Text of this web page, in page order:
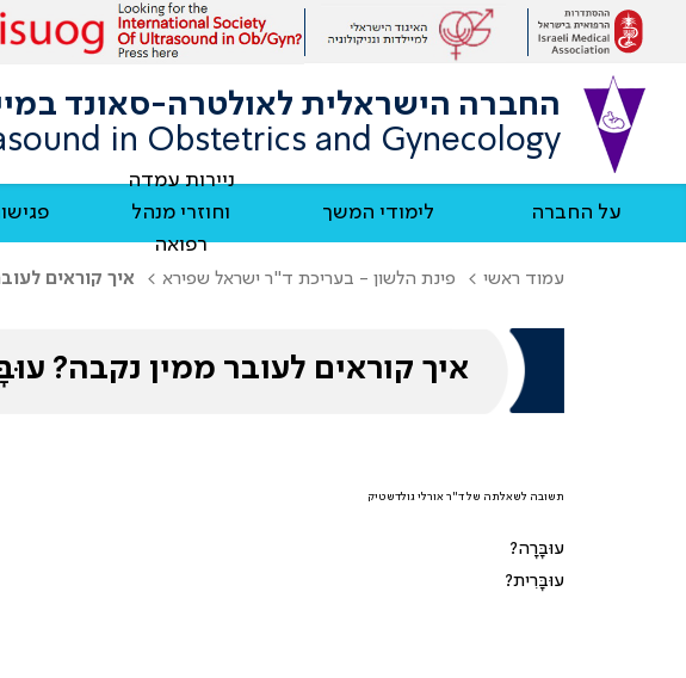
החברה הישראלית לאולטרה-סאונד
in Obstetrics and Gynecology
על החברה לימודי המשך
ניירות עמדה
וחוזרי מנהל
רפואה
עמוד ראשי פינת הלשון - בעריכת ד"ר ישראל שפירא איך קוראים
איך קוראים לעובר ממין נקבה?
תשובה לשאלתה של ד"ר אורלי גולדשטיק
עוּבָּרָה?
עוּבָּרִית?